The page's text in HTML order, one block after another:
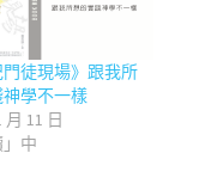
門徒現場》跟我所
學不一樣
月 11 日
中